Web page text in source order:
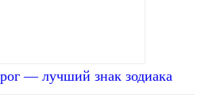
— лучший знак зодиака